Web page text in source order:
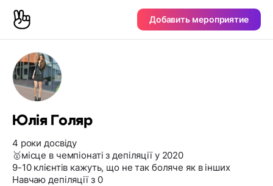
Добавить мероприятие
Юлія Голяр
4 роки досвіду
🥇місце в чемпіонаті з депіляції у 2020
9-10 клієнтів кажуть, що не так боляче як в інших
Навчаю депіляції з 0